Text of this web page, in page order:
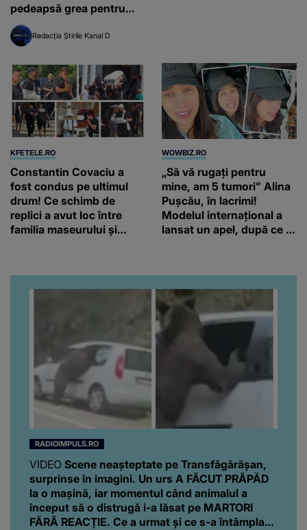
pedeapsă grea pentru
vinovat! Dosarul a fost
redeschis
Redacția Știrile Kanal D
KFETELE.RO
Constantin Covaciu a
fost condus pe ultimul
drum! Ce schimb de
replici a avut loc între
familia maseurului și
obrazul.”
WOWBIZ.RO
„Să vă rugați pentru
mine, am 5 tumori” Alina
Pușcău, în lacrimi!
Modelul internațional a
lansat un apel, după ce a
RADIOIMPULS.RO
VIDEO Scene neașteptate pe Transfăgărășan,
surprinse în imagini. Un urs A FĂCUT PRĂPĂD
la o mașină, iar momentul când animalul a
început să o distrugă i-a lăsat pe MARTORI
FĂRĂ REACȚIE. Ce a urmat și ce s-a întâmplat